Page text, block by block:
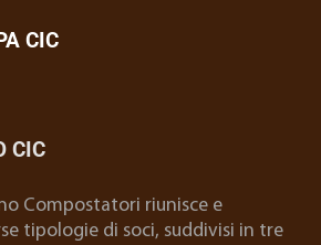
CIC
CIC
Compostatori riunisce e
tipologie di soci, suddivisi in tre